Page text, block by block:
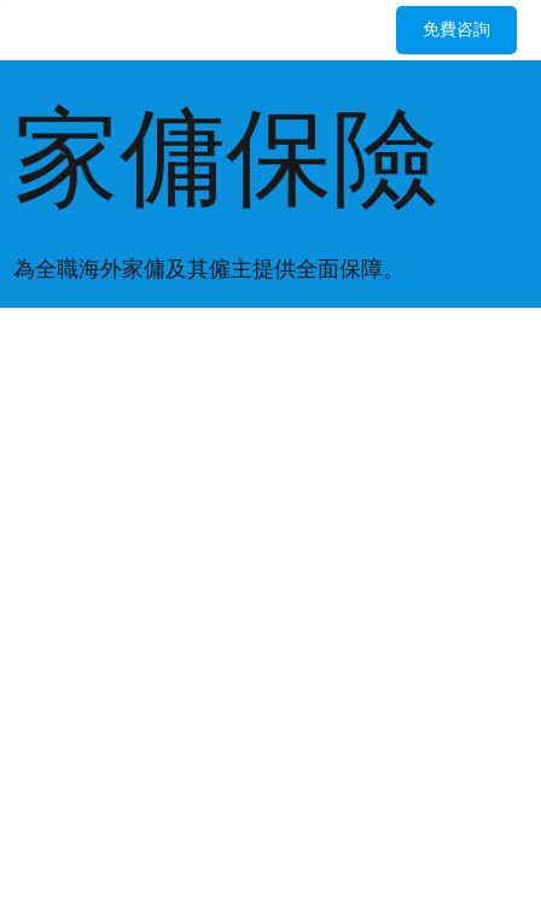
免費咨詢
家傭保險
為全職海外家傭及其僱主提供全面保障。